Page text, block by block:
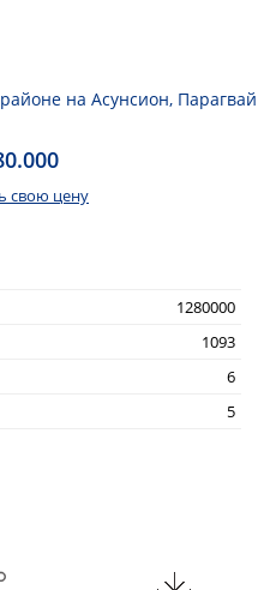
на Асунсион, Парагвай
свою цену
1280000
1093
6
5